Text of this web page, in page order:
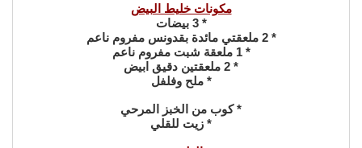
مكونات خليط البيض
* 3 بيضات
* 2 ملعقتي مائدة بقدونس مفروم ناعم
* 1 ملعقة شبت مفروم ناعم
* 2 ملعقتين دقيق ابيض
* ملح وفلفل
* كوب من الخبز المرحي
* زيت للقلي